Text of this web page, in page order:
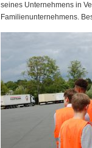
seines Unternehmens in
Familienunternehmens.